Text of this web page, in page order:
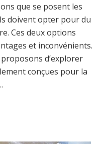
que se posent les
doivent opter pour du
Ces deux options
et inconvénients.
d’explorer
conçues pour la